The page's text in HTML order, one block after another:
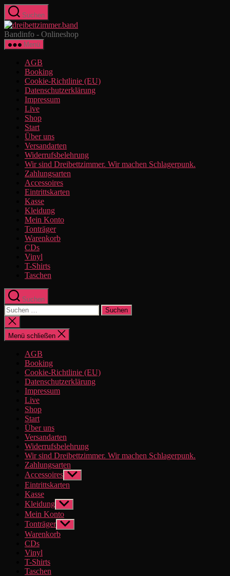
Zum
Inhalt
springen
Suchen
Bandinfo - Onlineshop
Menü
AGB
Booking
Cookie-Richtlinie (EU)
Datenschutzerklärung
Impressum
Live
Shop
Start
Über uns
Versandarten
Widerrufsbelehrung
Wir sind Dreibettzimmer. Wir machen Schlagerpunk.
Zahlungsarten
Accessoires
Eintrittskarten
Kasse
Kleidung
Mein Konto
Tonträger
Warenkorb
CDs
Vinyl
T-Shirts
Taschen
Suchen
Suchen
nach:
Suche
schließen
Menü schließen
AGB
Booking
Cookie-Richtlinie (EU)
Datenschutzerklärung
Impressum
Live
Shop
Start
Über uns
Versandarten
Widerrufsbelehrung
Wir sind Dreibettzimmer. Wir machen Schlagerpunk.
Zahlungsarten
Accessoires Untermenü
anzeigen
Eintrittskarten
Kasse
Kleidung Untermenü
anzeigen
Mein Konto
Tonträger Untermenü
anzeigen
Warenkorb
CDs
Vinyl
T-Shirts
Taschen